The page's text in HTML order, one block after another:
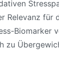
Relevanz für
Biomarker
zu